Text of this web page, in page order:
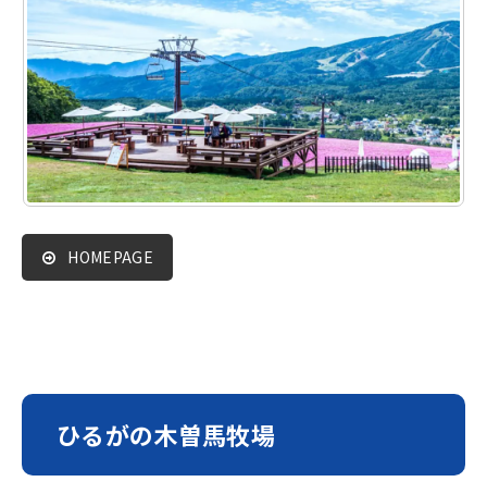
HOMEPAGE
ひるがの木曽馬牧場